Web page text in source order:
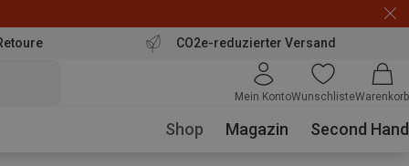
CO2e-reduzierter Versand
Mein KontoWunschlisteWarenkorb
Shop Magazin Second Hand